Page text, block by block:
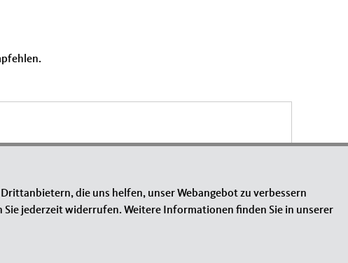
die uns helfen, unser Webangebot zu verbessern
jederzeit widerrufen. Weitere Informationen finden Sie in unserer